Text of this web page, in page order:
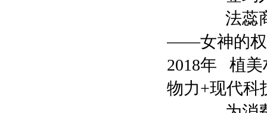
法蕊商标
——女神的权
2018年 植美
物力+现代科